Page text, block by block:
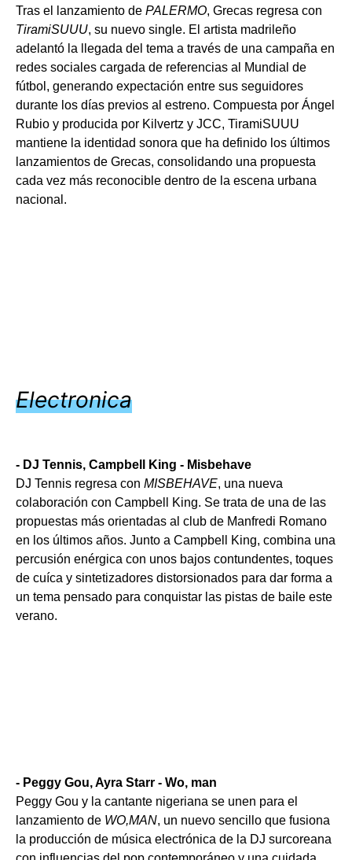
Tras el lanzamiento de PALERMO, Grecas regresa con
TiramiSUUU, su nuevo single. El artista madrileño
adelantó la llegada del tema a través de una campaña en
redes sociales cargada de referencias al Mundial de
fútbol, generando expectación entre sus seguidores
durante los días previos al estreno. Compuesta por Ángel
Rubio y producida por Kilvertz y JCC, TiramiSUUU
mantiene la identidad sonora que ha definido los últimos
lanzamientos de Grecas, consolidando una propuesta
cada vez más reconocible dentro de la escena urbana
nacional.
Electronica
- DJ Tennis, Campbell King - Misbehave
DJ Tennis regresa con MISBEHAVE, una nueva
colaboración con Campbell King. Se trata de una de las
propuestas más orientadas al club de Manfredi Romano
en los últimos años. Junto a Campbell King, combina una
percusión enérgica con unos bajos contundentes, toques
de cuíca y sintetizadores distorsionados para dar forma a
un tema pensado para conquistar las pistas de baile este
verano.
- Peggy Gou, Ayra Starr - Wo, man
Peggy Gou y la cantante nigeriana se unen para el
lanzamiento de WO,MAN, un nuevo sencillo que fusiona
la producción de música electrónica de la DJ surcoreana